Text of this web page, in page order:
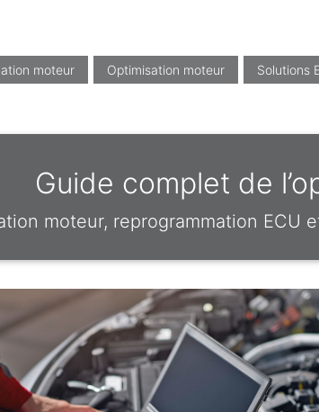
moteur Optimisation moteur Solutions
Guide complet de
moteur, reprogrammation ECU